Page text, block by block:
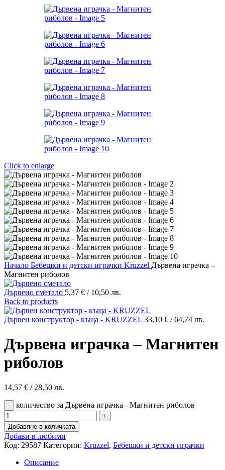
Click to enlarge
Начало Бебешки и детски играчки Kruzzel Дървена играчка –
Магнитен риболов
Дървено сметало 5,37 € / 10,50 лв.
Back to products
Дървен конструктор - къща - KRUZZEL 33,10 € / 64,74 лв.
Дървена играчка – Магнитен
риболов
14,57 € / 28,50 лв.
количество за Дървена играчка - Магнитен риболов
Добавяне в количката
Добави в любими
Код: 29587 Категории: Kruzzel, Бебешки и детски играчки
Описание